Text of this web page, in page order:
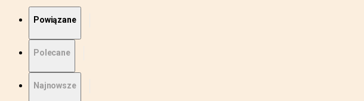
Powiązane
Polecane
Najnowsze